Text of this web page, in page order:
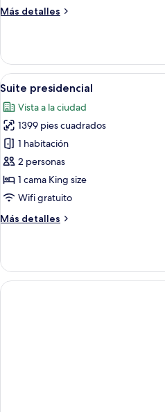
superior
Más detalles
Más
superior
Abrir
todas
las
fotos
de
Suite
presidencial
6
Suite presidencial
Vista a la ciudad
1399 pies cuadrados
1 habitación
2 personas
1 cama King size
Wifi gratuito
Más detalles
Más
presidencial